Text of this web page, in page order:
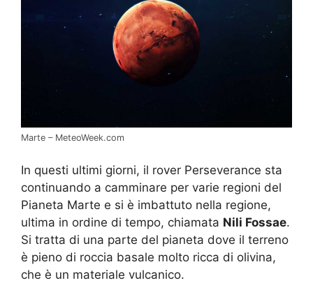
Marte – MeteoWeek.com
In questi ultimi giorni, il rover Perseverance sta
continuando a camminare per varie regioni del
Pianeta Marte e si è imbattuto nella regione,
ultima in ordine di tempo, chiamata Nili Fossae.
Si tratta di una parte del pianeta dove il terreno
è pieno di roccia basale molto ricca di olivina,
che è un materiale vulcanico.